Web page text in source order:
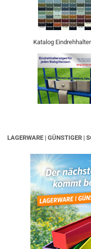
Katalog
LAGERWARE | GÜNSTIGER |